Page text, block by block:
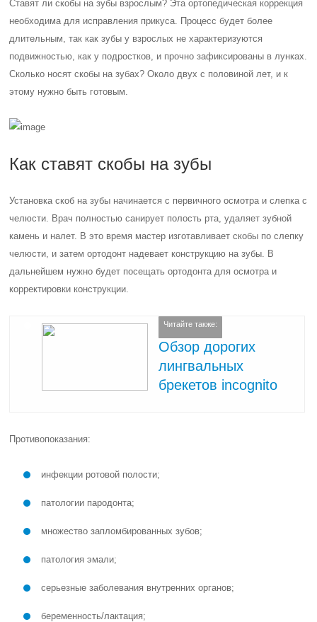
Ставят ли скобы на зубы взрослым? Эта ортопедическая коррекция
необходима для исправления прикуса. Процесс будет более
длительным, так как зубы у взрослых не характеризуются
подвижностью, как у подростков, и прочно зафиксированы в лунках.
Сколько носят скобы на зубах? Около двух с половиной лет, и к
этому нужно быть готовым.
Как ставят скобы на зубы
Установка скоб на зубы начинается с первичного осмотра и слепка с
челюсти. Врач полностью санирует полость рта, удаляет зубной
камень и налет. В это время мастер изготавливает скобы по слепку
челюсти, и затем ортодонт надевает конструкцию на зубы. В
дальнейшем нужно будет посещать ортодонта для осмотра и
корректировки конструкции.
Читайте также:
Обзор дорогих
лингвальных
брекетов incognito
Противопоказания:
инфекции ротовой полости;
патологии пародонта;
множество запломбированных зубов;
патология эмали;
серьезные заболевания внутренних органов;
беременность/лактация;